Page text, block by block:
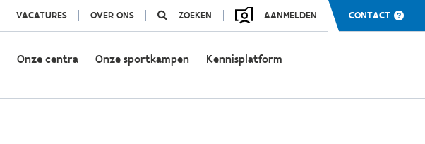
VACATURES OVER ONS ZOEKEN AANMELDEN CONTACT
Onze centra Onze sportkampen Kennisplatform